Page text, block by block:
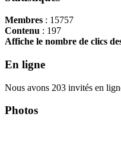
Membres : 15757
Contenu : 197
Affiche le nombre de clics
En ligne
Nous avons 203 invités en
Photos